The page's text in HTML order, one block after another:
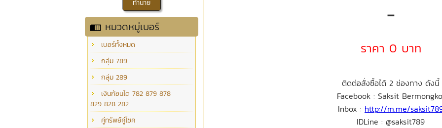
หมวดหมู่เบอร์
เบอร์ทั้งหมด
กลุ่ม 789
กลุ่ม 289
เงินก้อนโต 782 879 878
829 828 282
คู่ทรัพย์คู่โชค
-
ราคา 0 บาท
ติดต่อสั่งซื้อได้ 2 ช่องทาง ดังนี้
Facebook : Saksit
Inbox : http://m.me/
IDLine : @saksit789